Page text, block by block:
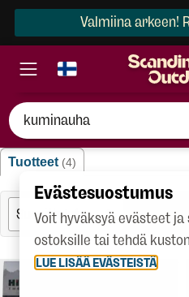
Valmiina arkeen!
"kuminauha"
Tuotteet (4)
Evästesuostumus
Voit hyväksyä evästeet
ostoksille tai tehdä
LUE LISÄÄ EVÄSTEISTÄ